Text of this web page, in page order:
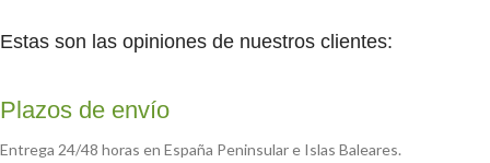
Estas son las opiniones de nuestros clientes:
Plazos de envío
Entrega 24/48 horas en España Peninsular e Islas Baleares.